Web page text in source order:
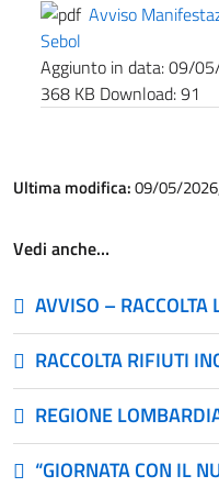
Avviso
Sebol
Aggiunto in data:09/
368 KB Download:91
Ultima modifica:09/05/
Vedi anche…
AVVISO – RACCOLTA
RACCOLTA RIFIUTI
REGIONE
“GIORNATA CON IL